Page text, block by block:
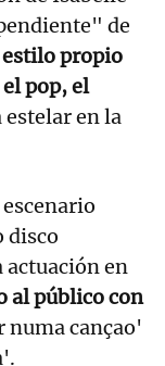
de
estilo propio
pop, el
estelar en la
disco
actuación en
al público con
numa cançao'